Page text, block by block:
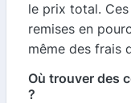
le prix total.
remises en
même des frais
Où trouver des
?